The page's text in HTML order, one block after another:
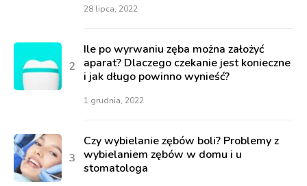
28 lipca, 2022
Ile po wyrwaniu zęba można założyć
aparat? Dlaczego czekanie jest konieczne
i jak długo powinno wynieść?
1 grudnia, 2022
Czy wybielanie zębów boli? Problemy z
wybielaniem zębów w domu i u
stomatologa